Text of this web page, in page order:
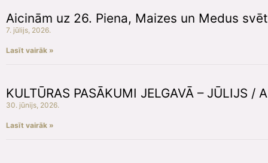
Aicinām uz 26. Piena, Maizes un Medus
7. jūlijs, 2026.
Lasīt vairāk »
KULTŪRAS PASĀKUMI JELGAVĀ – JŪLIJS /
30. jūnijs, 2026.
Lasīt vairāk »